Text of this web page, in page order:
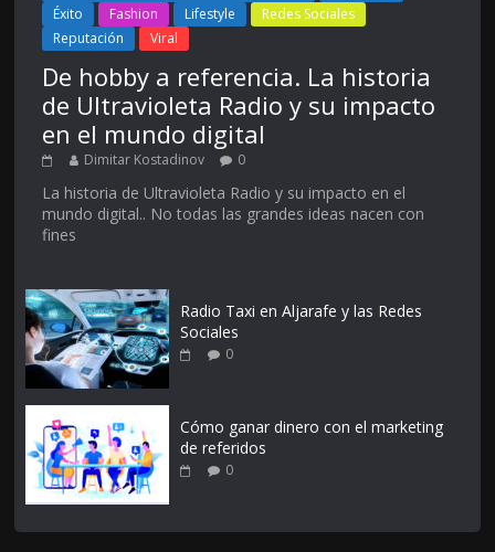
Éxito
Fashion Lifestyle
Redes Sociales
Reputación
Viral
De hobby a referencia. La historia
de Ultravioleta Radio y su impacto
en el mundo digital
Dimitar Kostadinov 0
La historia de Ultravioleta Radio y su impacto en el
mundo digital.. No todas las grandes ideas nacen con
fines
Radio Taxi en Aljarafe y las Redes
Sociales
0
Cómo ganar dinero con el marketing
de referidos
0